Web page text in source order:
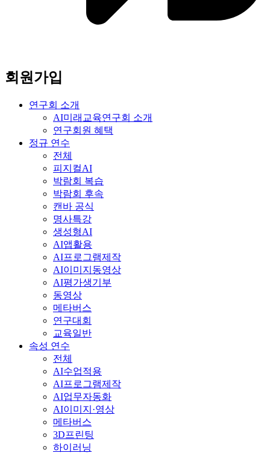
회원가입
연구회 소개
AI미래교육연구회 소개
연구회원 혜택
정규 연수
전체
피지컬AI
박람회 복습
박람회 후속
캔바 공식
명사특강
생성형AI
AI앱활용
AI프로그램제작
AI이미지동영상
AI평가생기부
동영상
메타버스
연구대회
교육일반
속성 연수
전체
AI수업적용
AI프로그램제작
AI업무자동화
AI이미지·영상
메타버스
3D프린팅
하이러닝